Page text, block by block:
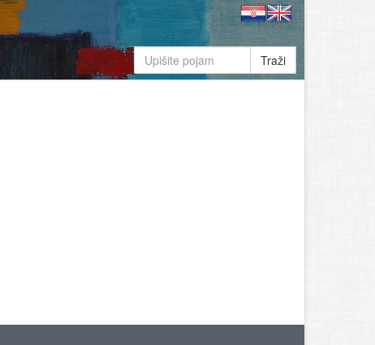
Traži